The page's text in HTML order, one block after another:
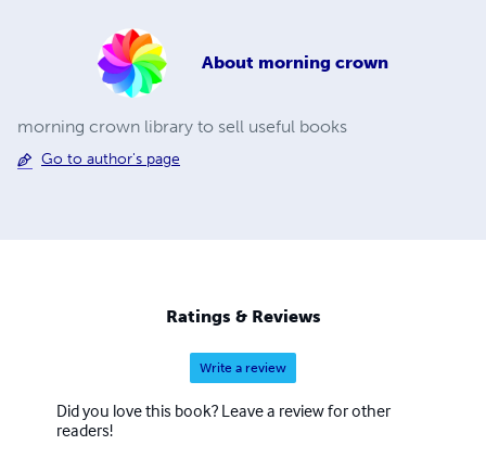
About morning crown
morning crown library to sell useful books
Go to author's page
Ratings & Reviews
Write a review
Did you love this book? Leave a review for other
readers!